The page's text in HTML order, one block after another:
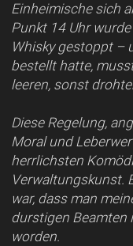
Einheimische sich
Punkt 14 Uhr
Whisky gestoppt –
bestellt hatte,
leeren, sonst
Diese Regelung,
Moral und
herrlichsten
Verwaltungskunst.
war, dass man
durstigen Beamten
worden.